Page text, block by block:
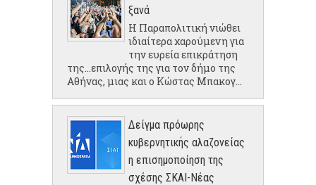
ξανά
Η Παραπολιτική νιώθει
ιδιαίτερα χαρούμενη για
την ευρεία επικράτηση
της...επιλογής της για τον δήμο της
Αθήνας, μιας και ο Κώστας Μπακογ...
Δείγμα πρόωρης
κυβερνητικής αλαζονείας
η επισημοποίηση της
σχέσης ΣΚΑΙ-Νέας